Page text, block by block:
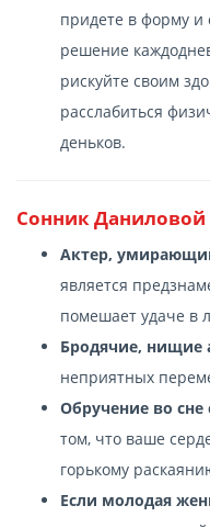
придете в форму
решение
рискуйте своим
расслабиться
деньков.
Сонник Даниловой
Актер,
является
помешает удаче в
Бродячие, нищие
неприятных
Обручение во сне
том, что ваше
горькому
Если молодая